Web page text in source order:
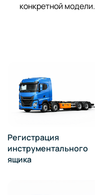
конкретной модели.
Регистрация
инструментального
ящика